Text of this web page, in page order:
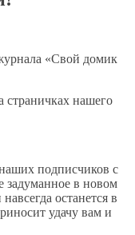
«Свой домик
страничках нашего
подписчиков с
задуманное в новом
останется в
удачу вам и